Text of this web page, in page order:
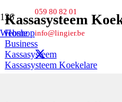
Webshop
059 80 82 01
info@lingier.be
Kassasysteem
Home
Business
Kassasysteem
Kassasysteem Koekelare